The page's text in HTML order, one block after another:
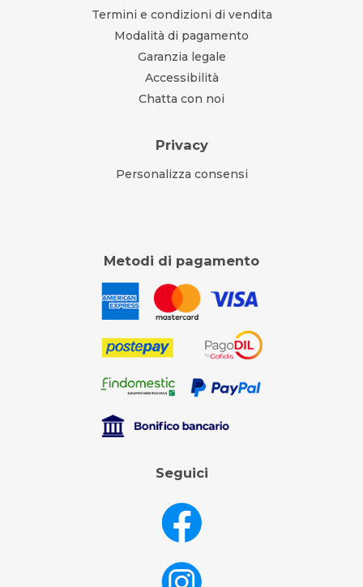
Termini e condizioni di vendita
Modalità di pagamento
Garanzia legale
Accessibilità
Chatta con noi
Privacy
Personalizza consensi
Metodi di pagamento
Seguici